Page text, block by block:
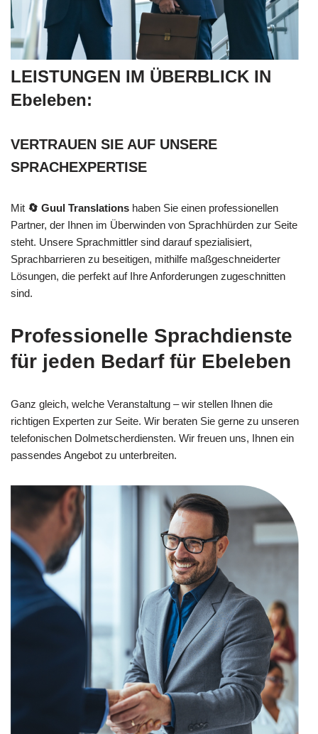
LEISTUNGEN IM ÜBERBLICK IN
Ebeleben:
VERTRAUEN SIE AUF UNSERE
SPRACHEXPERTISE
Mit 🔄 Guul Translations haben Sie einen professionellen
Partner, der Ihnen im Überwinden von Sprachhürden zur Seite
steht. Unsere Sprachmittler sind darauf spezialisiert,
Sprachbarrieren zu beseitigen, mithilfe maßgeschneiderter
Lösungen, die perfekt auf Ihre Anforderungen zugeschnitten
sind.
Professionelle Sprachdienste
für jeden Bedarf für Ebeleben
Ganz gleich, welche Veranstaltung – wir stellen Ihnen die
richtigen Experten zur Seite. Wir beraten Sie gerne zu unseren
telefonischen Dolmetscherdiensten. Wir freuen uns, Ihnen ein
passendes Angebot zu unterbreiten.